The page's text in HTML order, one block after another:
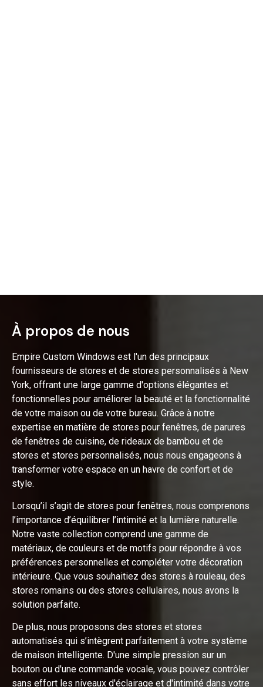
À propos de nous
Empire Custom Windows est l'un des principaux
fournisseurs de stores et de stores personnalisés à New
York, offrant une large gamme d'options élégantes et
fonctionnelles pour améliorer la beauté et la fonctionnalité
de votre maison ou de votre bureau. Grâce à notre
expertise en matière de stores pour fenêtres, de parures
de fenêtres de cuisine, de rideaux de bambou et de
stores et stores personnalisés, nous nous engageons à
transformer votre espace en un havre de confort et de
style.
Lorsqu’il s’agit de stores pour fenêtres, nous comprenons
l’importance d’équilibrer l’intimité et la lumière naturelle.
Notre vaste collection comprend une gamme de
matériaux, de couleurs et de motifs pour répondre à vos
préférences personnelles et compléter votre décoration
intérieure. Que vous souhaitiez des stores à rouleau, des
stores romains ou des stores cellulaires, nous avons la
solution parfaite.
De plus, nous proposons des stores et stores
automatisés qui s’intègrent parfaitement à votre système
de maison intelligente. D'une simple pression sur un
bouton ou d'une commande vocale, vous pouvez contrôler
sans effort les niveaux d'éclairage et d'intimité dans votre